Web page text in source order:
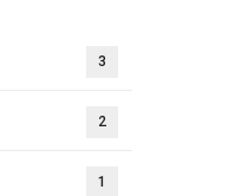
3
2
1